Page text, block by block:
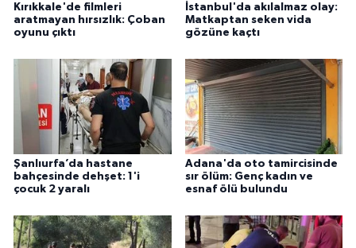
Kırıkkale'de filmleri
aratmayan hırsızlık: Çoban
oyunu çıktı
İstanbul'da akılalmaz olay:
Matkaptan seken vida
gözüne kaçtı
Şanlıurfa’da hastane
bahçesinde dehşet: 1'i
çocuk 2 yaralı
Adana'da oto tamircisinde
sır ölüm: Genç kadın ve
esnaf ölü bulundu